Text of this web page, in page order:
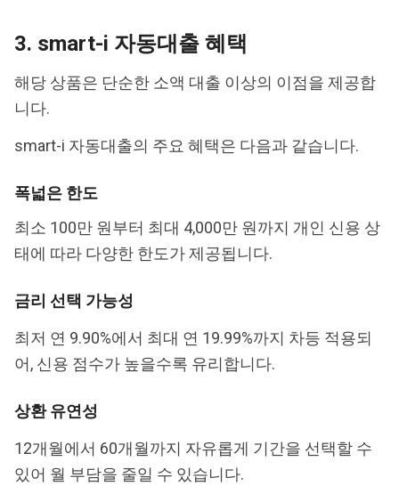
3. smart-i 자동대출 혜택
해당 상품은 단순한 소액 대출 이상의 이점을 제공합
니다.
smart-i 자동대출의 주요 혜택은 다음과 같습니다.
폭넓은 한도
최소 100만 원부터 최대 4,000만 원까지 개인 신용 상
태에 따라 다양한 한도가 제공됩니다.
금리 선택 가능성
최저 연 9.90%에서 최대 연 19.99%까지 차등 적용되
어, 신용 점수가 높을수록 유리합니다.
상환 유연성
12개월에서 60개월까지 자유롭게 기간을 선택할 수
있어 월 부담을 줄일 수 있습니다.